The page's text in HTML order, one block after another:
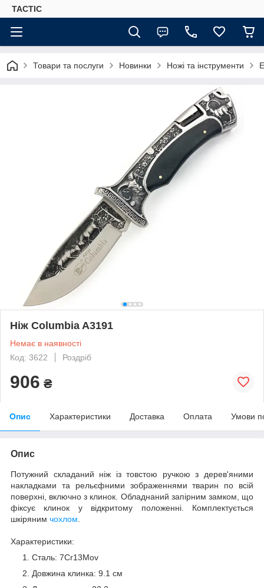
TACTIC
Товари та послуги Новинки Ножі та інструменти
Ніж Columbia A3191
Немає в наявності
Код: 3622
Роздріб
906 ₴
Опис Характеристики Доставка Оплата Умови
Опис
Потужний складаний ніж із товстою ручкою з дерев'яними
накладками та рельєфними зображеннями тварин по всій
поверхні, включно з клинок. Обладнаний запірним замком, що
фіксує клинок у відкритому положенні. Комплектується
шкіряним чохлом
Характеристики:
Сталь: 7Cr13Mov
Довжина клинка: 9.1 см